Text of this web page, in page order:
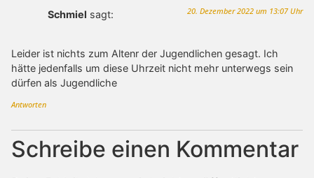
Schmiel sagt: 20. Dezember 2022 um 13:07 Uhr
Leider ist nichts zum Altenr der Jugendlichen gesagt. Ich
hätte jedenfalls um diese Uhrzeit nicht mehr unterwegs sein
dürfen als Jugendliche
Antworten
Schreibe einen Kommentar